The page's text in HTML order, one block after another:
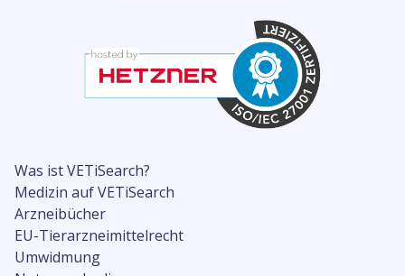
Was ist VETiSearch?
Medizin auf VETiSearch
Arzneibücher
EU-Tierarzneimittelrecht
Umwidmung